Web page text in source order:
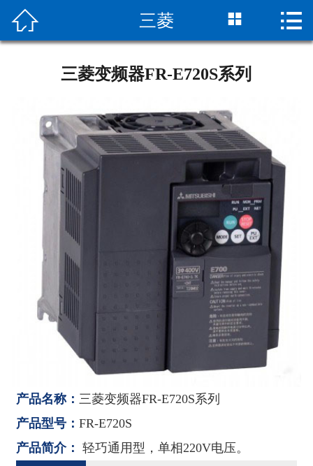
首页
经典案例
合作伙伴
解决方案
新闻资讯
工程服务
联系我们
 三菱  
三菱变频器FR-E720S系列
产品名称： 三菱变频器FR-E720S系列
产品型号： FR-E720S
产品简介： 轻巧通用型，单相220V电压。